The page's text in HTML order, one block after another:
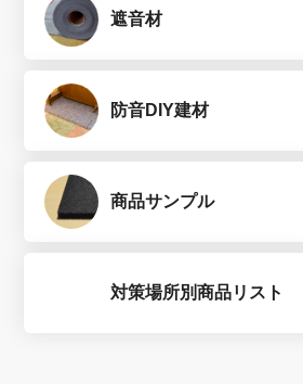
遮音材
防音DIY建材
商品サンプル
対策場所別商品リスト